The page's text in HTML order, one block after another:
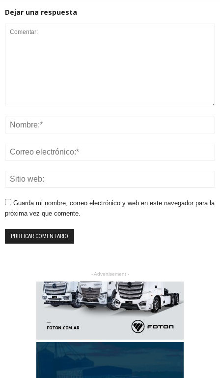
Dejar una respuesta
Guarda mi nombre, correo electrónico y web en este navegador para la
próxima vez que comente.
- Advertisement -